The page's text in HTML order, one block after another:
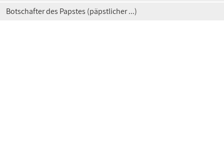
Botschafter des Papstes (päpstlicher ...)